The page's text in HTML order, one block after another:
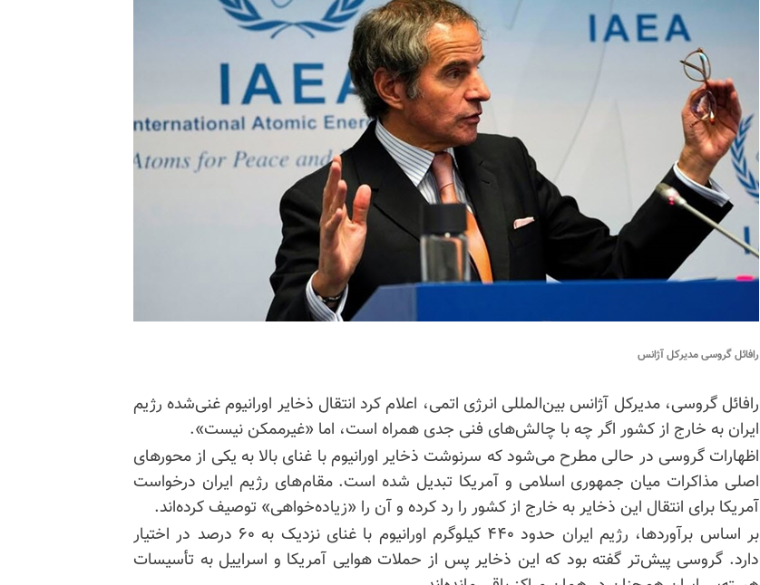
رافائل گروسی مدیرکل آژانس
رافائل گروسی، مدیرکل آژانس بین‌المللی انرژی اتمی، اعلام کرد انتقال ذخایر اورانیوم غنی‌شده رژیم
ایران به خارج از کشور اگر چه با چالش‌های فنی جدی همراه است، اما «غیرممکن نیست».
اظهارات گروسی در حالی مطرح می‌شود که سرنوشت ذخایر اورانیوم با غنای بالا به یکی از محورهای
اصلی مذاکرات میان جمهوری اسلامی و آمریکا تبدیل شده است. مقام‌های رژیم ایران درخواست
آمریکا برای انتقال این ذخایر به خارج از کشور را رد کرده و آن را «زیاده‌خواهی» توصیف کرده‌اند.
بر اساس برآوردها، رژیم ایران حدود ۴۴۰ کیلوگرم اورانیوم با غنای نزدیک به ۶۰ درصد در اختیار
دارد. گروسی پیش‌تر گفته بود که این ذخایر پس از حملات هوایی آمریکا و اسراییل به تأسیسات